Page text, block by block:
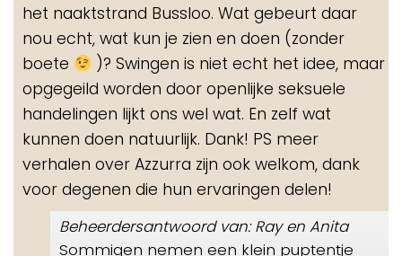
het naaktstrand Bussloo. Wat gebeurt daar
nou echt, wat kun je zien en doen (zonder
boete
)? Swingen is niet echt het idee, maar
opgegeild worden door openlijke seksuele
handelingen lijkt ons wel wat. En zelf wat
kunnen doen natuurlijk. Dank! PS meer
verhalen over Azzurra zijn ook welkom, dank
voor degenen die hun ervaringen delen!
Beheerdersantwoord van: Ray en Anita
Sommigen nemen een klein puptentje